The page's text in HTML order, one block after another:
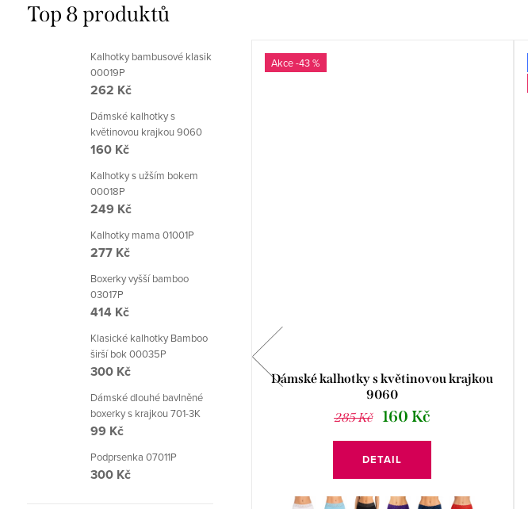
Top 8 produktů
Kalhotky bambusové klasik
00019P
262 Kč
Dámské kalhotky s
květinovou krajkou 9060
160 Kč
Kalhotky s užším bokem
00018P
249 Kč
Kalhotky mama 01001P
277 Kč
Boxerky vyšší bamboo
03017P
414 Kč
Klasické kalhotky Bamboo
širší bok 00035P
300 Kč
Dámské dlouhé bavlněné
boxerky s krajkou 701-3K
99 Kč
Podprsenka 07011P
300 Kč
Dámská klasické kalhotky BBL 130
Babell
347 Kč
250 Kč
DETAIL
-43 %
Dámské kalhotky s květinovou krajkou
9060
285 Kč
160 Kč
DETAIL